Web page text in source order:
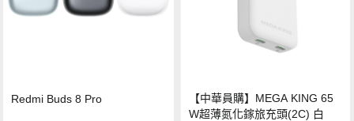
Redmi Buds 8 Pro
【中華員購】MEGA KING 65
W超薄氮化鎵旅充頭(2C) 白